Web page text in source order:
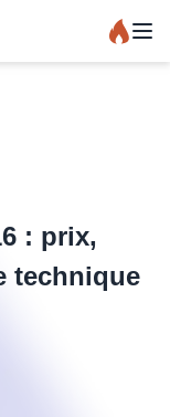
: prix,
technique